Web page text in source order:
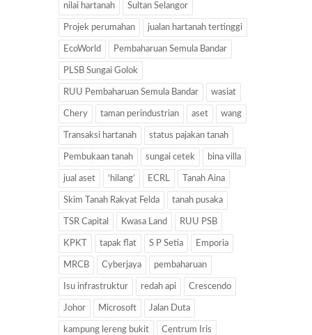
nilai hartanah Sultan Selangor
Projek perumahan jualan hartanah tertinggi
EcoWorld Pembaharuan Semula Bandar
PLSB Sungai Golok
RUU Pembaharuan Semula Bandar wasiat
Chery taman perindustrian aset wang
Transaksi hartanah status pajakan tanah
Pembukaan tanah sungai cetek bina villa
jual aset ‘hilang’ ECRL Tanah Aina
Skim Tanah Rakyat Felda tanah pusaka
TSR Capital Kwasa Land RUU PSB
KPKT tapak flat S P Setia Emporia
MRCB Cyberjaya pembaharuan
Isu infrastruktur redah api Crescendo
Johor Microsoft Jalan Duta
kampung lereng bukit Centrum Iris